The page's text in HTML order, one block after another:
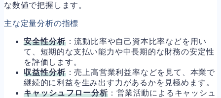
な数値で把握します。
主な定量分析の指標
安全性分析：流動比率や自己資本比率などを用い
て、短期的な支払い能力や中長期的な財務の安定性
を評価します。
収益性分析：売上高営業利益率などを見て、本業で
継続的に利益を生み出す力があるかを見極めます。
キャッシュフロー分析 ：営業活動によるキャッシュ